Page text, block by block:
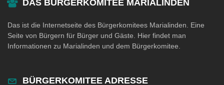
DAS BÜRGERKOMITEE MARIALINDEN
Das ist die Internetseite des Bürgerkomitees Marialinden. Eine
Seite von Bürgern für Bürger und Gäste. Hier findet man
Informationen zu Marialinden und dem Bürgerkomitee.
BÜRGERKOMITEE ADRESSE